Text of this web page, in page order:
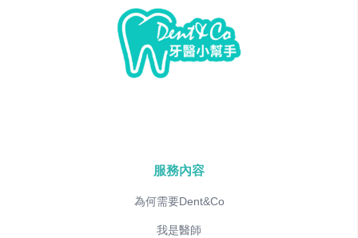
服務內容
為何需要Dent&Co
我是醫師